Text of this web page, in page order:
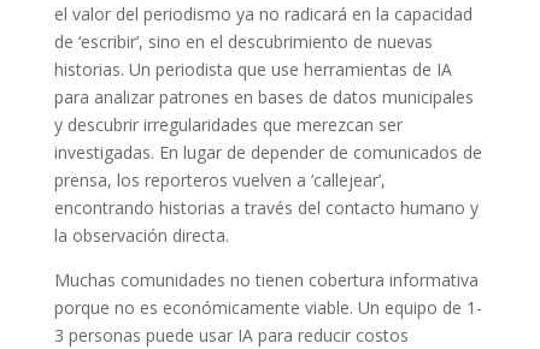
el valor del periodismo ya no radicará en la capacidad
de ‘escribir’, sino en el descubrimiento de nuevas
historias. Un periodista que use herramientas de IA
para analizar patrones en bases de datos municipales
y descubrir irregularidades que merezcan ser
investigadas. En lugar de depender de comunicados de
prensa, los reporteros vuelven a ‘callejear’,
encontrando historias a través del contacto humano y
la observación directa.
Muchas comunidades no tienen cobertura informativa
porque no es económicamente viable. Un equipo de 1-
3 personas puede usar IA para reducir costos